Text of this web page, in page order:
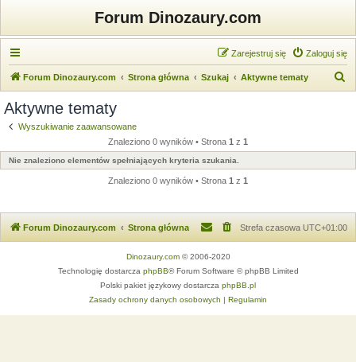
Forum Dinozaury.com
Zaloguj się
Zarejestruj się
Forum Dinozaury.com Strona główna Szukaj Aktywne tematy
a
j
Aktywne tematy
Wyszukiwanie zaawansowane
Znaleziono 0 wyników • Strona 1 z 1
Nie znaleziono elementów spełniających kryteria szukania.
Znaleziono 0 wyników • Strona 1 z 1
Forum Dinozaury.com Strona główna Strefa czasowa UTC+01:00
Dinozaury.com© 2006-2020
Technologię dostarcza phpBB® Forum Software © phpBB Limited
Polski pakiet językowy dostarcza phpBB.pl
Zasady ochrony danych osobowych | Regulamin